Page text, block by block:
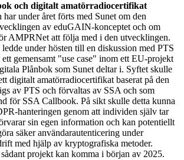
och digitalt amatörradiocertifikat
har under året förts med Sunet om den
av eduGAIN-konceptet och om
AMPRNet att följa med i den utvecklingen.
under hösten till en diskussion med PTS
gemensamt "use case" inom ett EU-projekt
Plånbok som Sunet deltar i. Syftet skulle
digitalt amatörradiocertifikat baserat på den
av PTS och förvaltas av SSA och som
för SSA Callbook. På sikt skulle detta kunna
hanteringen genom att individen själv tar
sin egen information och kan potentiellt
säker användarautenticering under
med hjälp av kryptografiska metoder.
projekt kan komma i början av 2025.